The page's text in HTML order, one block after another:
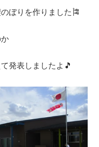
ぼりを作りました🎏
発表しましたよ🎵